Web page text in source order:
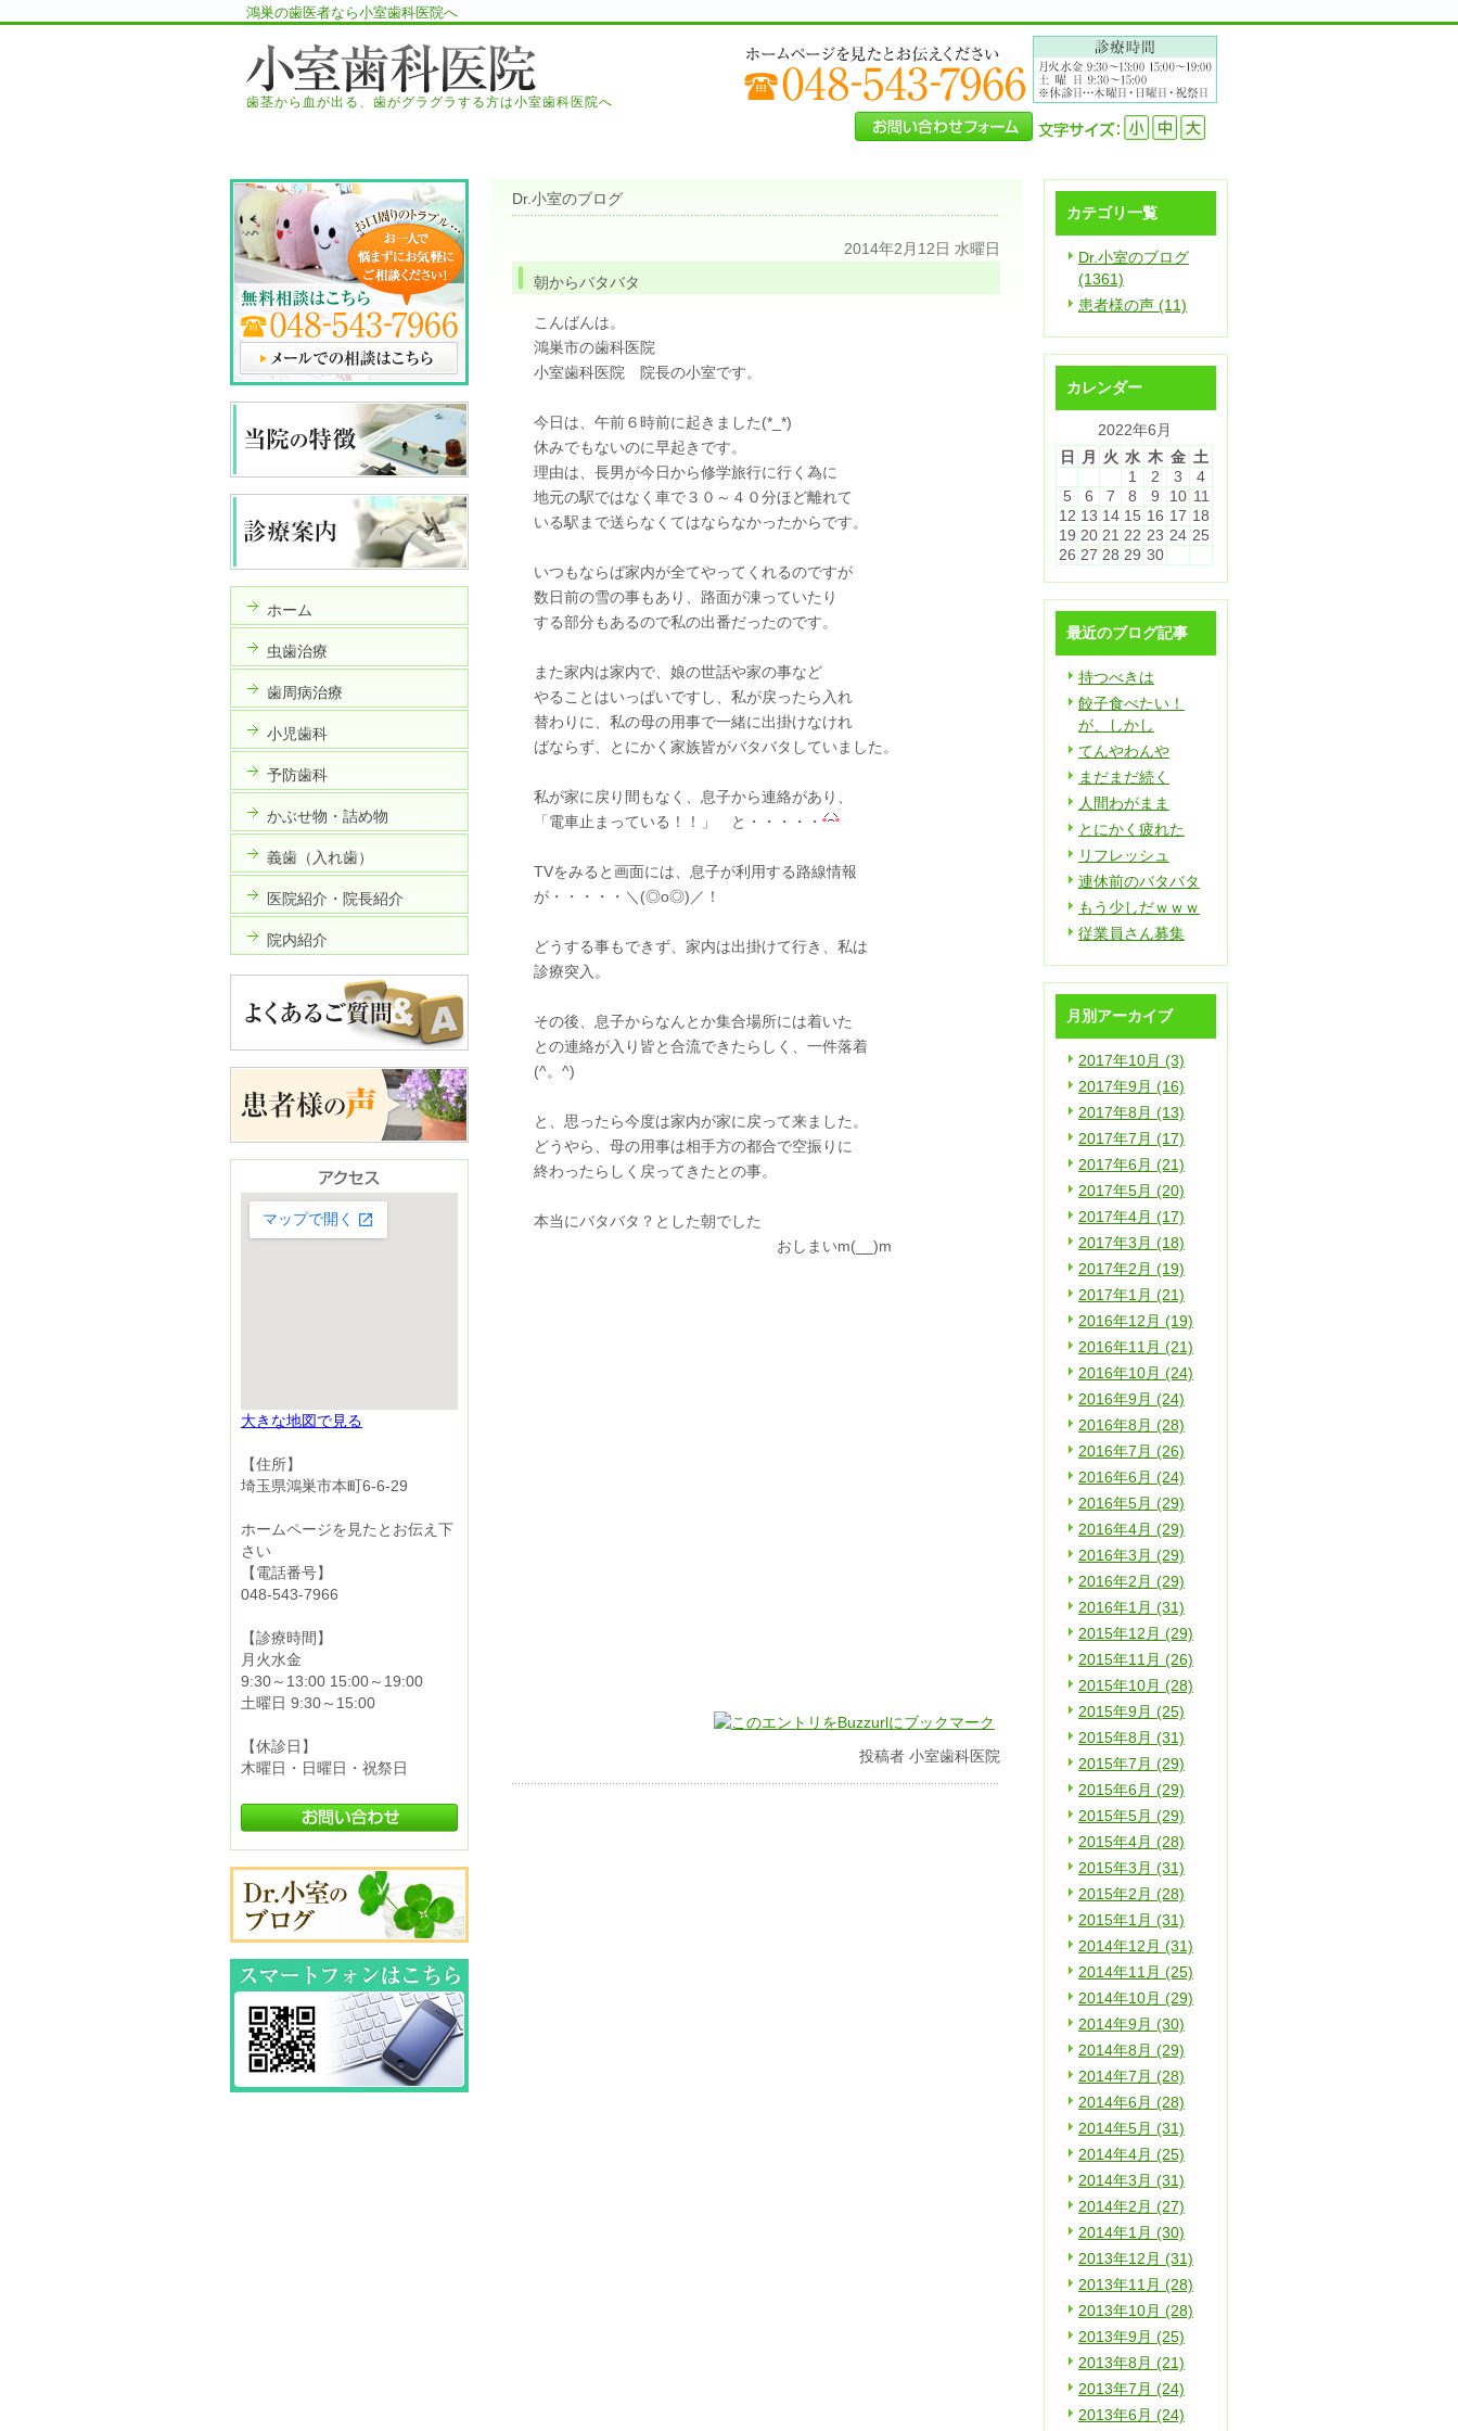
鴻巣の歯医者なら小室歯科医院へ
歯茎から血が出る、歯がグラグラする方は小室歯科医院へ
Dr.小室のブログ
2014年2月12日 水曜日
朝からバタバタ
こんばんは。
鴻巣市の歯科医院
小室歯科医院 院長の小室です。
今日は、午前６時前に起きました(*_*)
休みでもないのに早起きです。
理由は、長男が今日から修学旅行に行く為に
地元の駅ではなく車で３０～４０分ほど離れて
いる駅まで送らなくてはならなかったからです。
いつもならば家内が全てやってくれるのですが
数日前の雪の事もあり、路面が凍っていたり
する部分もあるので私の出番だったのです。
また家内は家内で、娘の世話や家の事など
やることはいっぱいですし、私が戻ったら入れ
替わりに、私の母の用事で一緒に出掛けなけれ
ばならず、とにかく家族皆がバタバタしていました。
私が家に戻り間もなく、息子から連絡があり、
「電車止まっている！！」 と・・・・・
TVをみると画面には、息子が利用する路線情報
が・・・・・＼(◎o◎)／！
どうする事もできず、家内は出掛けて行き、私は
診療突入。
その後、息子からなんとか集合場所には着いた
との連絡が入り皆と合流できたらしく、一件落着
(^。^)
と、思ったら今度は家内が家に戻って来ました。
どうやら、母の用事は相手方の都合で空振りに
終わったらしく戻ってきたとの事。
本当にバタバタ？とした朝でした
おしまいm(__)m
投稿者 小室歯科医院
カテゴリ一覧
Dr.小室のブログ
(1361)
患者様の声 (11)
カレンダー
2022年6月
日
月 火 水 木 金 土
1
2 3
4
5
6 7 8 9 10 11
12 13 14 15 16 17 18
19 20 21 22 23 24 25
26 27 28 29 30
最近のブログ記事
持つべきは
餃子食べたい！
が、しかし
てんやわんや
まだまだ続く
人間わがまま
とにかく疲れた
リフレッシュ
連休前のバタバタ
もう少しだｗｗｗ
従業員さん募集
月別アーカイブ
2017年10月 (3)
2017年9月 (16)
2017年8月 (13)
2017年7月 (17)
2017年6月 (21)
2017年5月 (20)
2017年4月 (17)
2017年3月 (18)
2017年2月 (19)
2017年1月 (21)
2016年12月 (19)
2016年11月 (21)
2016年10月 (24)
2016年9月 (24)
2016年8月 (28)
2016年7月 (26)
2016年6月 (24)
2016年5月 (29)
2016年4月 (29)
2016年3月 (29)
2016年2月 (29)
2016年1月 (31)
2015年12月 (29)
2015年11月 (26)
2015年10月 (28)
2015年9月 (25)
2015年8月 (31)
2015年7月 (29)
2015年6月 (29)
2015年5月 (29)
2015年4月 (28)
2015年3月 (31)
2015年2月 (28)
2015年1月 (31)
2014年12月 (31)
2014年11月 (25)
2014年10月 (29)
2014年9月 (30)
2014年8月 (29)
2014年7月 (28)
2014年6月 (28)
2014年5月 (31)
2014年4月 (25)
2014年3月 (31)
2014年2月 (27)
2014年1月 (30)
2013年12月 (31)
2013年11月 (28)
2013年10月 (28)
2013年9月 (25)
2013年8月 (21)
2013年7月 (24)
2013年6月 (24)
ホーム
虫歯治療
歯周病治療
小児歯科
予防歯科
かぶせ物・詰め物
義歯（入れ歯）
医院紹介・院長紹介
院内紹介
大きな地図で見る
【住所】
埼玉県鴻巣市本町6-6-29
ホームページを見たとお伝え下
さい
【電話番号】
048-543-7966
【診療時間】
月火水金
9:30～13:00 15:00～19:00
土曜日 9:30～15:00
【休診日】
木曜日・日曜日・祝祭日